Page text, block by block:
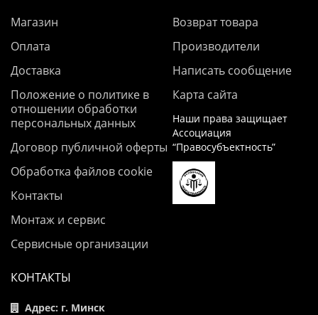
Магазин
Оплата
Доставка
Положение о политике в
отношении обработки
персональных данных
Договор публичной оферты
Обработка файлов cookie
Контакты
Монтаж и сервис
Сервисные организации
Возврат товара
Производители
Написать сообщение
Карта сайта
Наши права защищает
Ассоциация
“Правосубъектность”
КОНТАКТЫ
Адрес: г. Минск